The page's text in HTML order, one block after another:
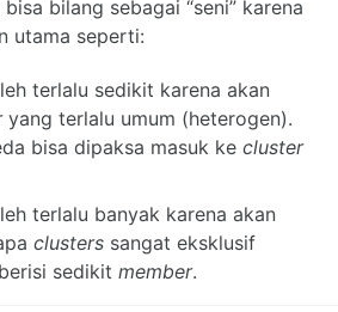
bilang sebagai “seni” karena
utama seperti:
terlalu sedikit karena akan
yang terlalu umum (heterogen).
bisa dipaksa masuk ke cluster
terlalu banyak karena akan
clusters sangat eksklusif
sedikit member.